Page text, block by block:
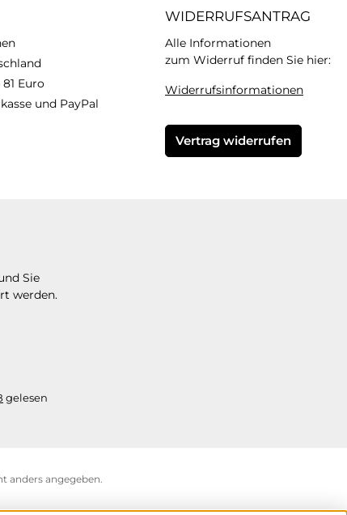
Euro
und PayPal
WIDERRUFSANTRAG
Alle Informationen
zum Widerruf finden Sie hier:
Widerrufsinformationen
Vertrag widerrufen
Sie
werden.
gelesen
anders angegeben.